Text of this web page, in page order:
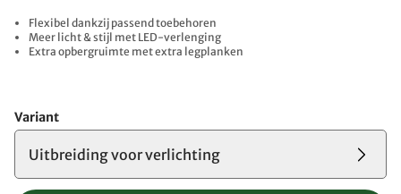
Flexibel dankzij passend toebehoren
Meer licht & stijl met LED-verlenging
Extra opbergruimte met extra legplanken
Variant
Uitbreiding voor verlichting